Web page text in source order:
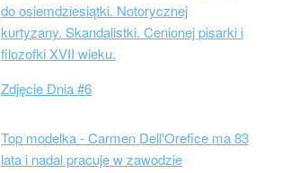
do osiemdziesiątki. Notorycznej
kurtyzany. Skandalistki. Cenionej pisarki i
filozofki XVII wieku.
Zdjęcie Dnia #6
Top modelka - Carmen Dell'Orefice ma 83
lata i nadal pracuje w zawodzie